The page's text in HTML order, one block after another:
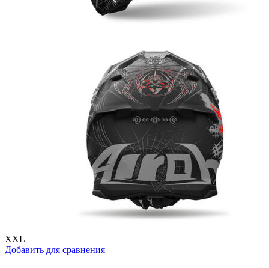
XXL
Добавить для сравнения